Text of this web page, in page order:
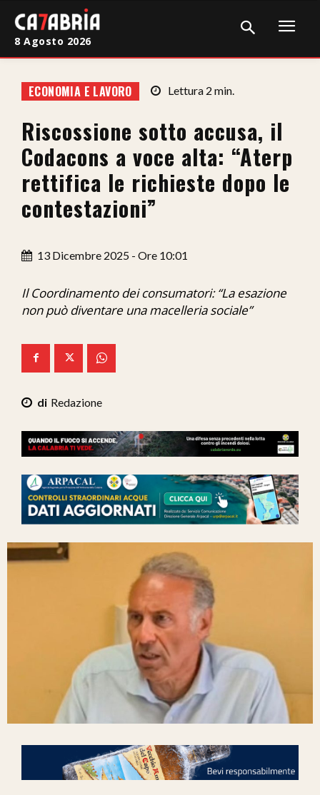
Cronaca
Giudiziaria
Politica
Sport
Sanità
Economia
C7 Play
We Calabria
8 Agosto 2026
ECONOMIA E LAVORO Lettura 2 min.
Riscossione sotto accusa, il
Codacons a voce alta: “Aterp
rettifica le richieste dopo le
contestazioni”
13 Dicembre 2025 - Ore 10:01
Il Coordinamento dei consumatori: “La esazione
non può diventare una macelleria sociale”
Redazione